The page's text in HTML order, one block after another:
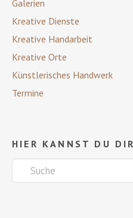
Galerien
Kreative Dienste
Kreative Handarbeit
Kreative Orte
Künstlerisches Handwerk
Termine
HIER KANNST DU